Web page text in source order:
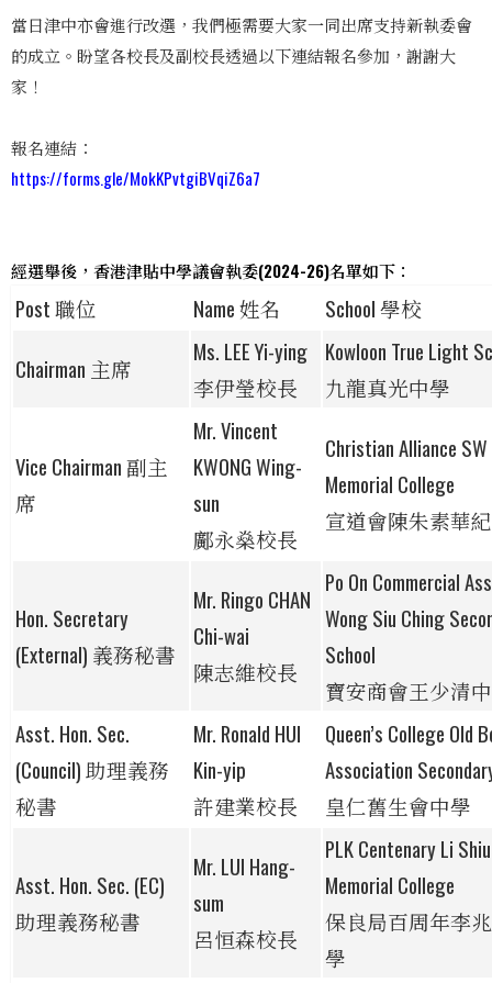
當日津中亦會進行改選，我們極需要大家一同出席支持新執委會
的成立。盼望各校長及副校長透過以下連結報名參加，謝謝大
家！
報名連結：
https://forms.gle/MokKPvtgiBVqiZ6a7
經選舉後，香港津貼中學議會執委(2024-26)名單如下：
Post 職位 Name 姓名 School 學校
Chairman 主席
Ms. LEE Yi-ying
李伊瑩校長
Kowloon True Light
九龍真光中學
Vice Chairman 副主
席
Mr. Vincent
KWONG Wing-
sun
鄺永燊校長
Christian Alliance SW
Memorial College
宣道會陳朱素華
Hon. Secretary
(External) 義務秘書
Mr. Ringo CHAN
Chi-wai
陳志維校長
Po On Commercial
Wong Siu Ching
School
寶安商會王少清
Asst. Hon. Sec.
(Council) 助理義務
秘書
Mr. Ronald HUI
Kin-yip
許建業校長
Queen’s College Old
Association
皇仁舊生會中學
Asst. Hon. Sec. (EC)
助理義務秘書
Mr. LUI Hang-
sum
呂恒森校長
PLK Centenary Li
Memorial College
保良局百周年李
學